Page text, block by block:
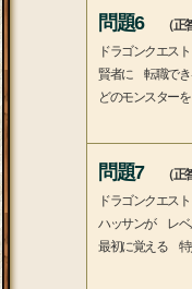
問題6
（
ドラゴンクエス
賢者に 転職でき
どのモンスター
問題7
（
ドラゴンクエス
ハッサンが レベ
最初に覚える 特